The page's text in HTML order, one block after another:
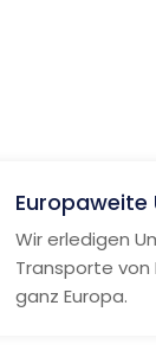
Europaweite
Wir erledigen
Transporte von
ganz Europa.